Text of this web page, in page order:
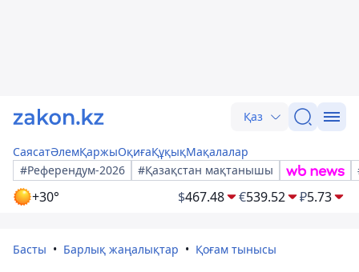
Қаз
СаясатӘлемҚаржыОқиғаҚұқықМақалалар
#Референдум-2026
#Қазақстан мақтанышы
+30° $467.48 €539.52 ₽5.73
Басты Барлық жаңалықтар Қоғам тынысы